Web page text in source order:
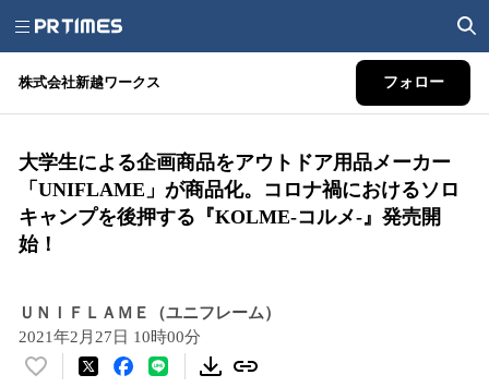
株式会社新越ワークス フォロー
大学生による企画商品をアウトドア用品メーカー
「UNIFLAME」が商品化。コロナ禍におけるソロ
キャンプを後押する『KOLME-コルメ-』発売開
始！
ＵＮＩＦＬＡＭＥ（ユニフレーム）
2021年2月27日 10時00分
い